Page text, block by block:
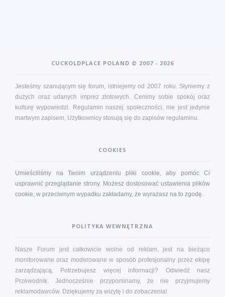
CUCKOLDPLACE POLAND © 2007 - 2026
Jesteśmy szanującym się forum, istniejemy od 2007 roku. Słyniemy z
dużych oraz udanych imprez zlotowych. Cenimy sobie spokój oraz
kulturę wypowiedzi. Regulamin naszej społeczności, nie jest jedynie
martwym zapisem, Użytkownicy stosują się do zapisów regulaminu.
COOKIES
Umieściliśmy na Twoim urządzeniu pliki cookie, aby pomóc Ci
usprawnić przeglądanie strony. Możesz dostosować ustawienia plików
cookie, w przeciwnym wypadku zakładamy, że wyrażasz na to zgodę.
POLITYKA WEWNĘTRZNA
Nasze Forum jest całkowicie wolne od reklam, jest na bieżąco
monitorowane oraz moderowane w sposób profesjonalny przez ekipę
zarządzającą. Potrzebujesz więcej informacji? Odwiedź nasz
Przewodnik. Jednocześnie przypominamy, że nie przyjmujemy
reklamodawców. Dziękujemy za wizytę i do zobaczenia!